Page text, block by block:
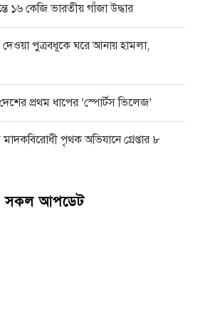
১৬ কেজি ভারতীয় গাঁজা উদ্ধার
পুত্রবধূকে ঘরে আনায় হামলা,
প্রথম ধাপের ‘স্পোর্টস ভিলেজ’
পৃথক অভিযানে গ্রেপ্তার ৮
সকল আপডেট